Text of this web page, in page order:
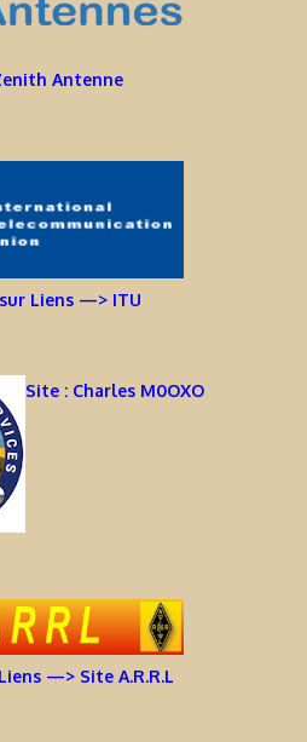
Antenne
Liens —> ITU
Site : Charles M0OXO
—> Site A.R.R.L